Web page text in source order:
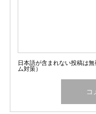
日本語が含まれない投稿は
ム対策）